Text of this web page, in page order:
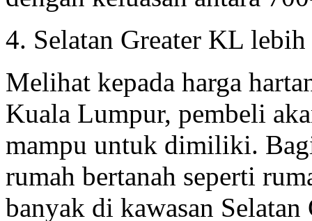
4. Selatan Greater KL
Melihat kepada harga
Kuala Lumpur, pembeli
mampu untuk dimiliki.
rumah bertanah seperti
banyak di kawasan